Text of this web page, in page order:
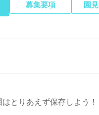
募集要項 園
とりあえず保存しよう！